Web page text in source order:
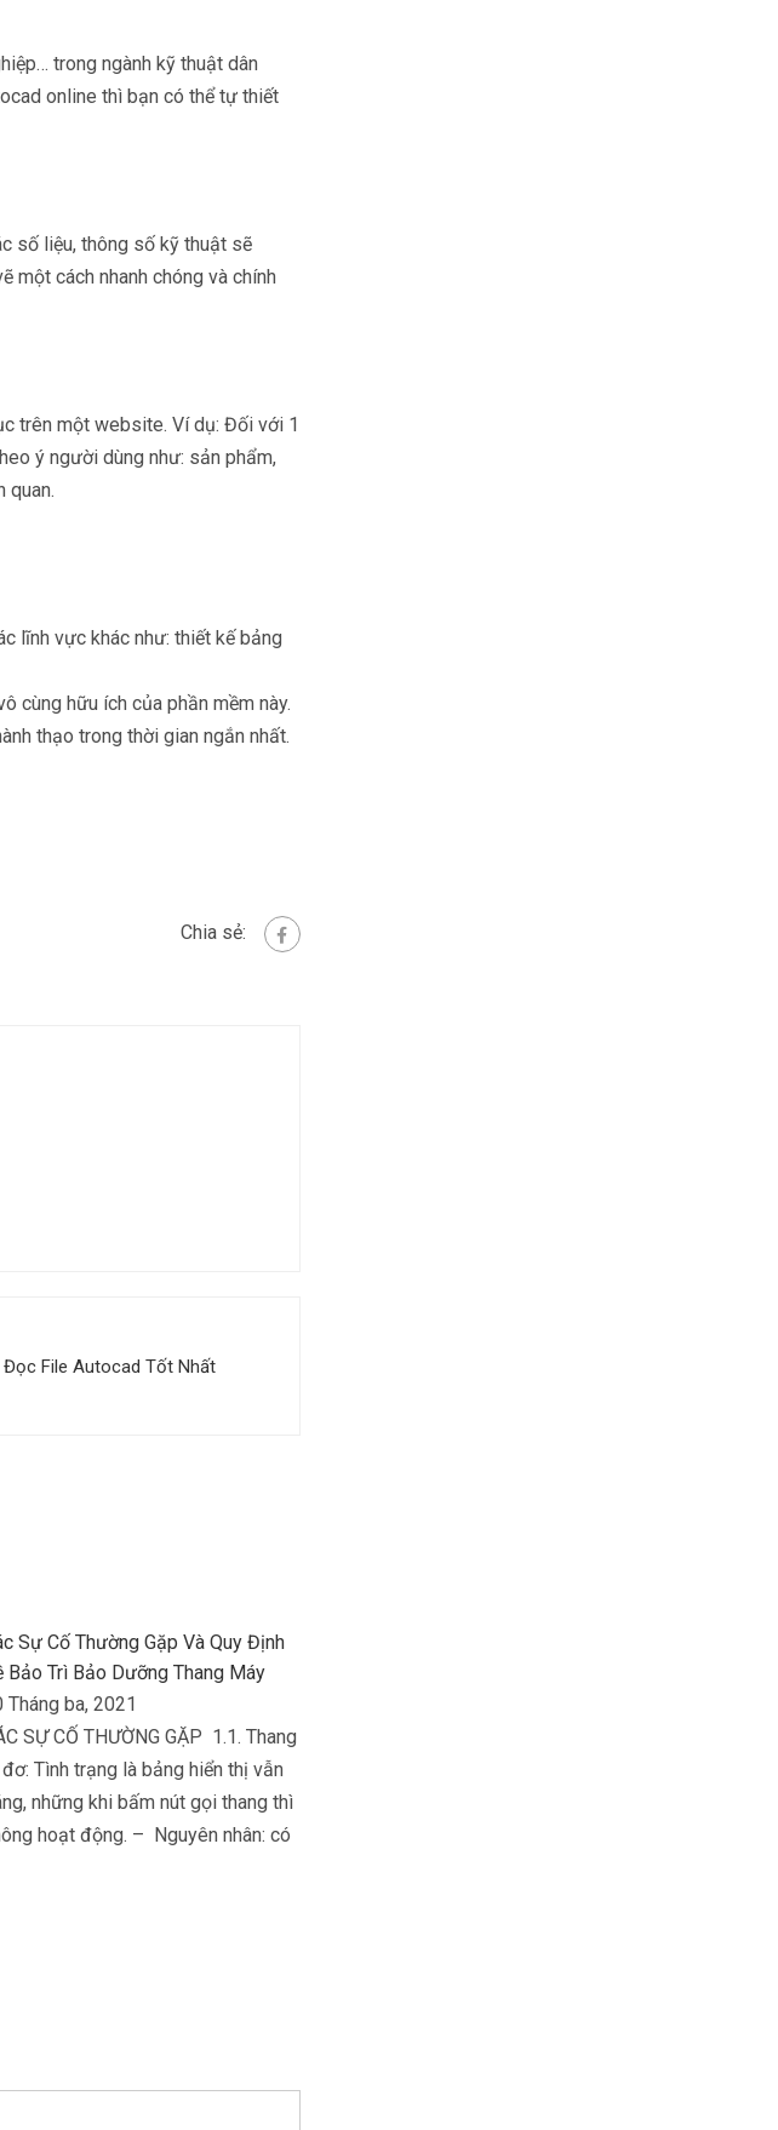
trong ngành kỹ thuật dân
online thì bạn có thể tự thiết
số liệu, thông số kỹ thuật sẽ
một cách nhanh chóng và chính
trên một website. Ví dụ: Đối với 1
ý người dùng như: sản phẩm,
quan.
lĩnh vực khác như: thiết kế bảng
cùng hữu ích của phần mềm này.
thạo trong thời gian ngắn nhất.
Chia sẻ:
File Autocad Tốt Nhất
Sự Cố Thường Gặp Và Quy Định
Bảo Trì Bảo Dưỡng Thang Máy
Tháng ba, 2021
SỰ CỐ THƯỜNG GẶP 1.1. Thang
Tình trạng là bảng hiển thị vẫn
những khi bấm nút gọi thang thì
hoạt động. – Nguyên nhân: có